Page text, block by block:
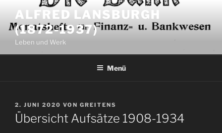
Inhalt
springen
ALFRED LANSBURGH
(1872-1937)
Leben und Werk
Menü
VERÖFFENTLICHT
AM
2. JUNI 2020 VON GREITENS
Übersicht Aufsätze 1908-1934